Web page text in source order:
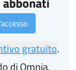
gratuito.
di Omnia,